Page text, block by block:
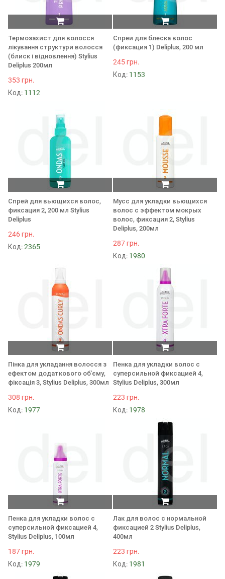
Термозахист для волосся
лікування структури волосся
(блиск і відновлення) Stylius
Deliplus 200мл
353 грн.
Код: 1112
Спрей для блеска волос
(фиксация 1) Deliplus, 200 мл
245 грн.
Код: 1153
Спрей для вьющихся волос,
фиксация 2, 200 мл Stylius
Deliplus
246 грн.
Код:2365
Мусс для укладки вьющихся
волос с эффектом мокрых
волос, фиксация 2, Stylius
Deliplus, 200мл
287 грн.
Код: 1980
Пінка для укладання волосся з
ефектом додаткового об'єму,
фіксація 3, Stylius Deliplus, 300мл
308 грн.
Код: 1977
Пенка для укладки волос с
суперсильной фиксацией 4,
Stylius Deliplus, 300мл
223 грн.
Код: 1978
Пенка для укладки волос с
суперсильной фиксацией 4,
Stylius Deliplus, 100мл
187 грн.
Код: 1979
Лак для волос с нормальной
фиксацией 2 Stylius Deliplus,
400мл
223 грн.
Код: 1981